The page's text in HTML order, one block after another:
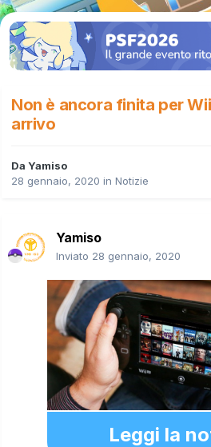
Non è ancora finita per
arrivo
Da Yamiso
28 gennaio, 2020 in Notizie
Yamiso
Inviato 28 gennaio, 2020
Leggi la